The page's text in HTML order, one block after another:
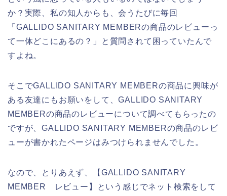
か？実際、私の知人からも、会うたびに毎回
「GALLIDO SANITARY MEMBERの商品のレビューっ
て一体どこにあるの？」と質問されて困っていたんで
すよね。
そこでGALLIDO SANITARY MEMBERの商品に興味が
ある友達にもお願いをして、GALLIDO SANITARY
MEMBERの商品のレビューについて調べてもらったの
ですが、GALLIDO SANITARY MEMBERの商品のレビ
ューが書かれたページはみつけられませんでした。
なので、とりあえず、【GALLIDO SANITARY
MEMBER レビュー】という感じでネット検索をして